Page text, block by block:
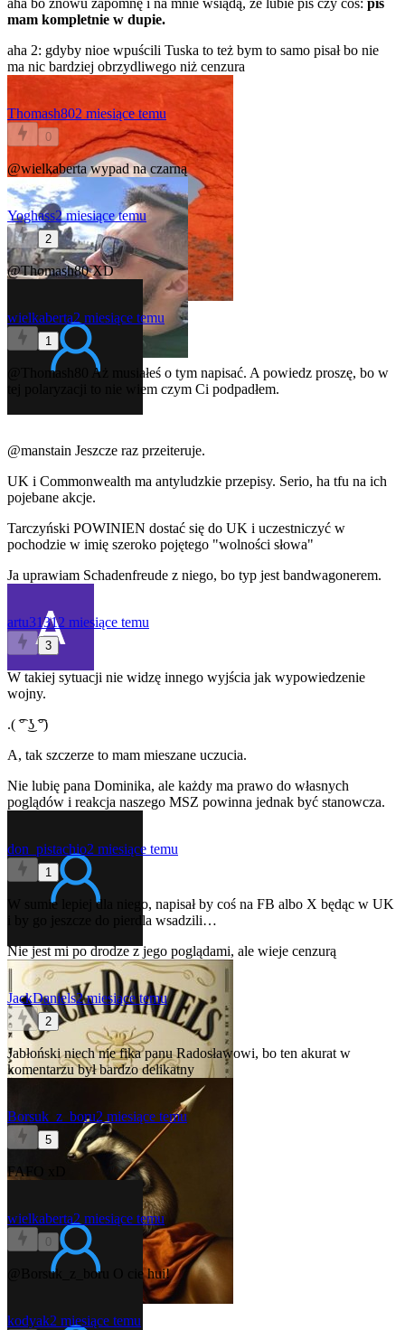
aha bo znowu zapomnę i na mnie wsiądą, że lubie pis czy coś: pis
mam kompletnie w dupie.
aha 2: gdyby nioe wpuścili Tuska to też bym to samo pisał bo nie
ma nic bardziej obrzydliwego niż cenzura
Thomash802 miesiące temu
0
@wielkaberta wypad na czarną
Yoghass2 miesiące temu
2
@Thomash80XD
wielkaberta2 miesiące temu
1
@Thomash80
Aż musiałeś o tym napisać. A powiedz proszę, bo w
tej polaryzacji to nie wiem czym Ci podpadłem.
@manstain Jeszcze raz przeiteruje.
UK i Commonwealth ma antyludzkie przepisy. Serio, ha tfu na ich
pojebane akcje.
Tarczyński POWINIEN dostać się do UK i uczestniczyć w
pochodzie w imię szeroko pojętego "wolności słowa"
Ja uprawiam Schadenfreude z niego, bo typ jest bandwagonerem.
artu31312 miesiące temu
3
W takiej sytuacji nie widzę innego wyjścia jak wypowiedzenie
wojny.
.( ͡° ͜ʖ ͡°)
A, tak szczerze to mam mieszane uczucia.
Nie lubię pana Dominika, ale każdy ma prawo do własnych
poglądów i reakcja naszego MSZ powinna jednak być stanowcza.
don_pistachio2 miesiące temu
1
W sumie lepiej dla niego, napisał by coś na FB albo X będąc w UK
i by go jeszcze do pierdla wsadzili…
Nie jest mi po drodze z jego poglądami, ale wieje cenzurą
JackDaniels2 miesiące temu
2
Jabłoński niech nie fika panu Radosławowi, bo ten akurat w
komentarzu był bardzo delikatny
Borsuk_z_boru2 miesiące temu
5
FAFO xD
wielkaberta2 miesiące temu
0
@Borsuk_z_boru O cie hui!
kodyak2 miesiące temu